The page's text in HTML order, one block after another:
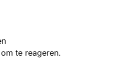
te reageren.